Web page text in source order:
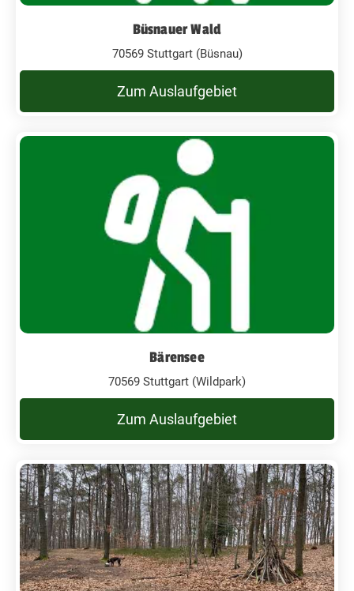
Büsnauer Wald
70569 Stuttgart (Büsnau)
Zum Auslaufgebiet
Bärensee
70569 Stuttgart (Wildpark)
Zum Auslaufgebiet